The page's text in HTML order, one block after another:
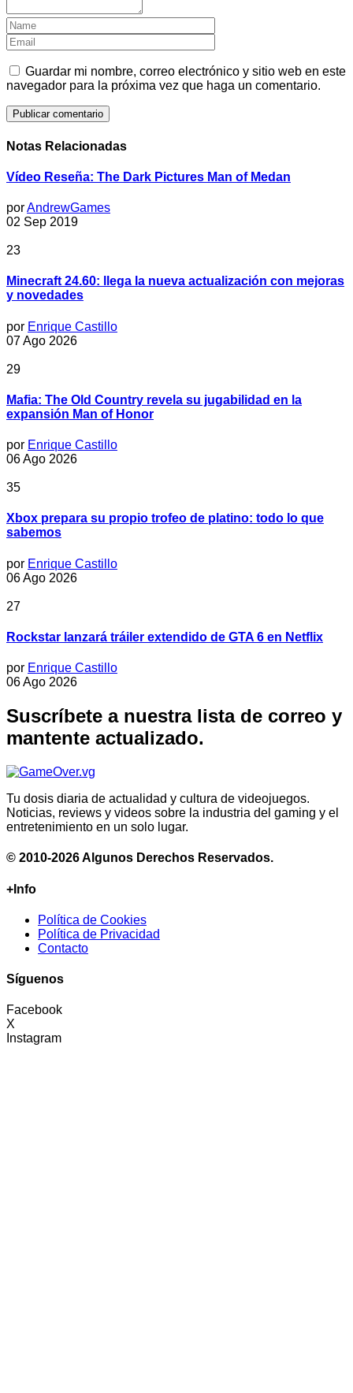
Guardar mi nombre, correo electrónico y sitio web en este
navegador para la próxima vez que haga un comentario.
Notas Relacionadas
Vídeo Reseña: The Dark Pictures Man of Medan
porAndrewGames
02 Sep 2019
23
Minecraft 24.60: llega la nueva actualización con mejoras
y novedades
por Enrique Castillo
07 Ago 2026
29
Mafia: The Old Country revela su jugabilidad en la
expansión Man of Honor
por Enrique Castillo
06 Ago 2026
35
Xbox prepara su propio trofeo de platino: todo lo que
sabemos
por Enrique Castillo
06 Ago 2026
27
Rockstar lanzará tráiler extendido de GTA 6 en Netflix
por Enrique Castillo
06 Ago 2026
Suscríbete a nuestra lista de correo y
mantente actualizado.
Tu dosis diaria de actualidad y cultura de videojuegos.
Noticias, reviews y videos sobre la industria del gaming y el
entretenimiento en un solo lugar.
© 2010-2026 Algunos Derechos Reservados.
+Info
Política de Cookies
Política de Privacidad
Contacto
Síguenos
Facebook
X
Instagram